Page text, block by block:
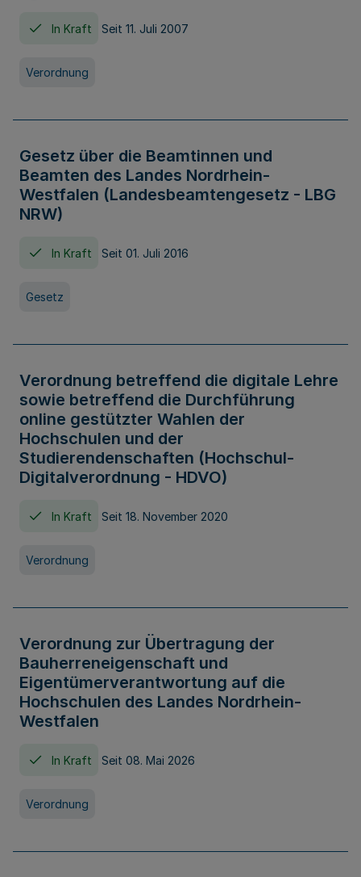
In Kraft Seit 11. Juli 2007
Verordnung
Gesetz über die Beamtinnen und
Beamten des Landes Nordrhein-
Westfalen (Landesbeamtengesetz - LBG
NRW)
In Kraft Seit 01. Juli 2016
Gesetz
Verordnung betreffend die digitale Lehre
sowie betreffend die Durchführung
online gestützter Wahlen der
Hochschulen und der
Studierendenschaften (Hochschul-
Digitalverordnung - HDVO)
In Kraft Seit 18. November 2020
Verordnung
Verordnung zur Übertragung der
Bauherreneigenschaft und
Eigentümerverantwortung auf die
Hochschulen des Landes Nordrhein-
Westfalen
In Kraft Seit 08. Mai 2026
Verordnung